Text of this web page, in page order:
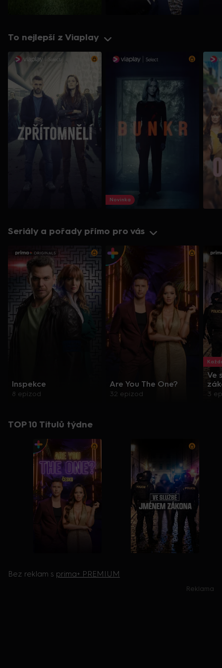
To nejlepší z Viaplay
Novinka
Seriály a pořady přímo pro vás
Inspekce
8 epizod
Are You The One?
32 epizod
Ve
3
TOP 10 Titulů týdne
Bez reklam s prima+ PREMIUM
Reklama